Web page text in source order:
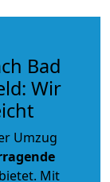
Bad
Wir
Umzug
Mit